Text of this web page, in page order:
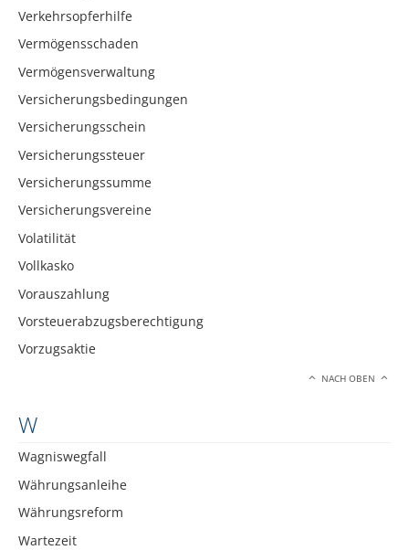
Verkehrsopferhilfe
Vermögensschaden
Vermögensverwaltung
Versicherungsbedingungen
Versicherungsschein
Versicherungssteuer
Versicherungssumme
Versicherungsvereine
Volatilität
Vollkasko
Vorauszahlung
Vorsteuerabzugsberechtigung
Vorzugsaktie
NACH OBEN
W
Wagniswegfall
Währungsanleihe
Währungsreform
Wartezeit